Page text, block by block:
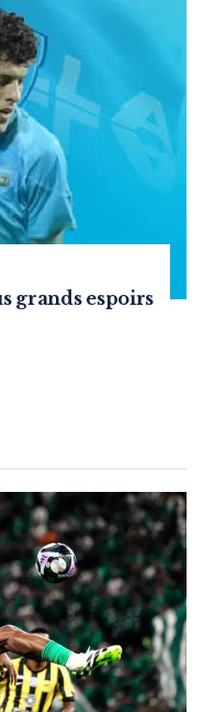
grands espoirs